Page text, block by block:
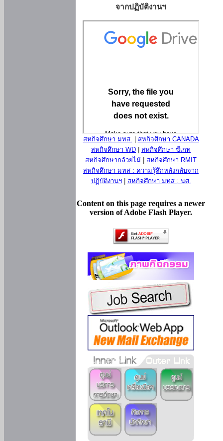
จากปฏิบัติงานฯ
สหกิจศึกษา มทส.
สหกิจศึกษา CANADA
สหกิจศึกษา WD
สหกิจศึกษา ซีเกท
สหกิจศึกษากล้วยไม้
สหกิจศึกษา RMIT
สหกิจศึกษา มทส : ความรู้สึกหลังกลับจาก
ปฏิบัติงานฯ| สหกิจศึกษา มทส : นศ.
Content on this page requires a newer
version of Adobe Flash Player.